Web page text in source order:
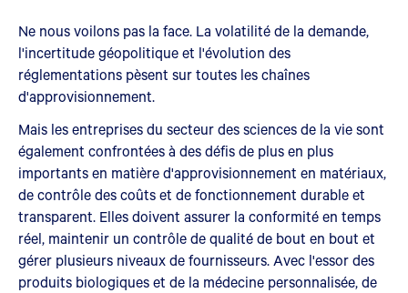
Ne nous voilons pas la face. La volatilité de la demande,
l'incertitude géopolitique et l'évolution des
réglementations pèsent sur toutes les chaînes
d'approvisionnement.
Mais les entreprises du secteur des sciences de la vie sont
également confrontées à des défis de plus en plus
importants en matière d'approvisionnement en matériaux,
de contrôle des coûts et de fonctionnement durable et
transparent. Elles doivent assurer la conformité en temps
réel, maintenir un contrôle de qualité de bout en bout et
gérer plusieurs niveaux de fournisseurs. Avec l'essor des
produits biologiques et de la médecine personnalisée, de